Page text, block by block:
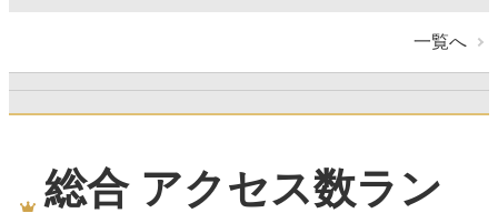
一覧へ
総合 アクセス数ラン